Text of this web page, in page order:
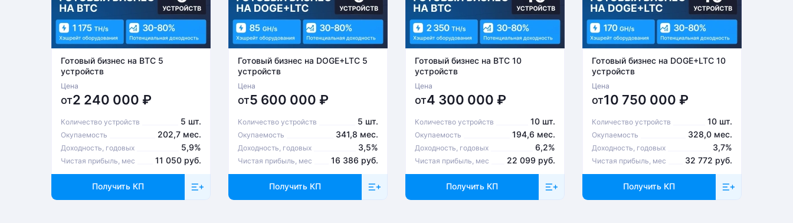
Готовый бизнес на BTC 5
устройств
Цена
от2 240 000 ₽
Количество устройств 5 шт.
Окупаемость 202,7 мес.
Доходность, годовых 5,9%
Чистая прибыль, мес 11 050 руб.
Получить КП
Готовый бизнес на DOGE+LTC 5
устройств
Цена
от5 600 000 ₽
Количество устройств 5 шт.
Окупаемость 341,8 мес.
Доходность, годовых 3,5%
Чистая прибыль, мес 16 386 руб.
Получить КП
Готовый бизнес на BTC 10
устройств
Цена
от4 300 000 ₽
Количество устройств 10 шт.
Окупаемость 194,6 мес.
Доходность, годовых 6,2%
Чистая прибыль, мес 22 099 руб.
Получить КП
Готовый бизнес на DOGE+LTC 10
устройств
Цена
от10 750 000 ₽
Количество устройств 10 шт.
Окупаемость 328,0 мес.
Доходность, годовых 3,7%
Чистая прибыль, мес 32 772 руб.
Получить КП